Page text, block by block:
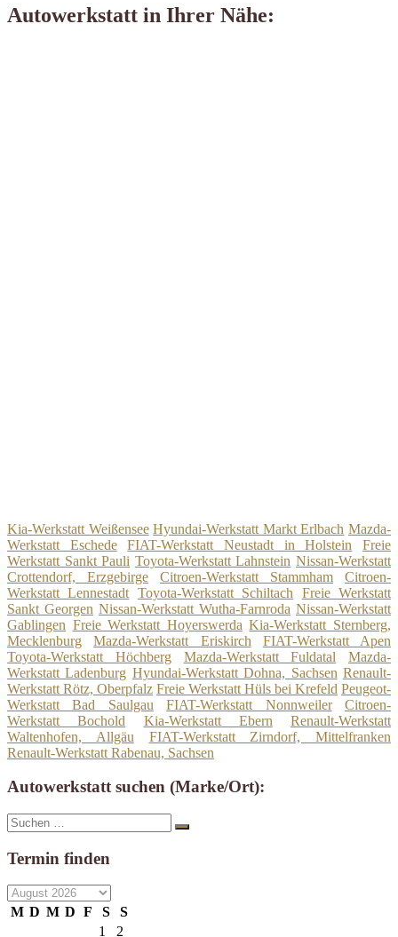
Autowerkstatt in Ihrer Nähe:
Kia-Werkstatt Weißensee Hyundai-Werkstatt Markt Erlbach Mazda-
Werkstatt Eschede
FIAT-Werkstatt Neustadt in Holstein
Freie
Werkstatt Sankt Pauli Toyota-Werkstatt Lahnstein Nissan-Werkstatt
Crottendorf, Erzgebirge
Citroen-Werkstatt Stammham
Citroen-
Werkstatt Lennestadt Toyota-Werkstatt Schiltach
Freie Werkstatt
Sankt Georgen Nissan-Werkstatt Wutha-Farnroda Nissan-Werkstatt
Gablingen Freie Werkstatt Hoyerswerda Kia-Werkstatt Sternberg,
Mecklenburg
Mazda-Werkstatt Eriskirch
FIAT-Werkstatt Apen
Toyota-Werkstatt Höchberg
Mazda-Werkstatt Fuldatal
Mazda-
Werkstatt Ladenburg Hyundai-Werkstatt Dohna, Sachsen Renault-
Werkstatt Rötz, Oberpfalz Freie Werkstatt Hüls bei Krefeld Peugeot-
Werkstatt Bad Saulgau
FIAT-Werkstatt Nonnweiler
Citroen-
Werkstatt Bochold
Kia-Werkstatt Ebern
Renault-Werkstatt
Waltenhofen, Allgäu
FIAT-Werkstatt Zirndorf, Mittelfranken
Renault-Werkstatt Rabenau, Sachsen
Autowerkstatt suchen (Marke/Ort):
Suche
nach:
Suchen
Termin finden
M D M D F S
S
1
2